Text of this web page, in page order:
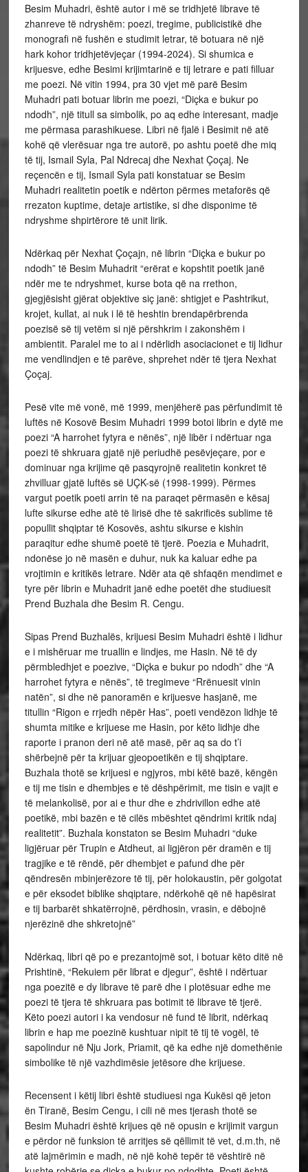
Besim Muhadri, është autor i më se tridhjetë librave të
zhanreve të ndryshëm: poezi, tregime, publicistikë dhe
monografi në fushën e studimit letrar, të botuara në një
hark kohor tridhjetëvjeçar (1994-2024). Si shumica e
krijuesve, edhe Besimi krijimtarinë e tij letrare e pati filluar
me poezi. Në vitin 1994, pra 30 vjet më parë Besim
Muhadri pati botuar librin me poezi, “Diçka e bukur po
ndodh”, një titull sa simbolik, po aq edhe interesant, madje
me përmasa parashikuese. Libri në fjalë i Besimit në atë
kohë që vlerësuar nga tre autorë, po ashtu poetë dhe miq
të tij, Ismail Syla, Pal Ndrecaj dhe Nexhat Çoçaj. Ne
reçencën e tij, Ismail Syla pati konstatuar se Besim
Muhadri realitetin poetik e ndërton përmes metaforës që
rrezaton kuptime, detaje artistike, si dhe disponime të
ndryshme shpirtërore të unit lirik.
Ndërkaq për Nexhat Çoçajn, në librin “Diçka e bukur po
ndodh” të Besim Muhadrit “erërat e kopshtit poetik janë
ndër me te ndryshmet, kurse bota që na rrethon,
gjegjësisht gjërat objektive siç janë: shtigjet e Pashtrikut,
krojet, kullat, ai nuk i lë të heshtin brendapërbrenda
poezisë së tij vetëm si një përshkrim i zakonshëm i
ambientit. Paralel me to ai i ndërlidh asociacionet e tij lidhur
me vendlindjen e të parëve, shprehet ndër të tjera Nexhat
Çoçaj.
Pesë vite më vonë, më 1999, menjëherë pas përfundimit të
luftës në Kosovë Besim Muhadri 1999 botoi librin e dytë me
poezi “A harrohet fytyra e nënës”, një libër i ndërtuar nga
poezi të shkruara gjatë një periudhë pesëvjeçare, por e
dominuar nga krijime që pasqyrojnë realitetin konkret të
zhvilluar gjatë luftës së UÇK-së (1998-1999). Përmes
vargut poetik poeti arrin të na paraqet përmasën e kësaj
lufte sikurse edhe atë të lirisë dhe të sakrificës sublime të
popullit shqiptar të Kosovës, ashtu sikurse e kishin
paraqitur edhe shumë poetë të tjerë. Poezia e Muhadrit,
ndonëse jo në masën e duhur, nuk ka kaluar edhe pa
vrojtimin e kritikës letrare. Ndër ata që shfaqën mendimet e
tyre për librin e Muhadrit janë edhe poetët dhe studiuesit
Prend Buzhala dhe Besim R. Cengu.
Sipas Prend Buzhalës, krijuesi Besim Muhadri është i lidhur
e i mishëruar me truallin e lindjes, me Hasin. Në të dy
përmbledhjet e poezive, “Diçka e bukur po ndodh” dhe “A
harrohet fytyra e nënës”, të tregimeve “Rrënuesit vinin
natën”, si dhe në panoramën e krijuesve hasjanë, me
titullin “Rigon e rrjedh nëpër Has”, poeti vendëzon lidhje të
shumta mitike e krijuese me Hasin, por këto lidhje dhe
raporte i pranon deri në atë masë, për aq sa do t’i
shërbejnë për ta krijuar gjeopoetikën e tij shqiptare.
Buzhala thotë se krijuesi e ngjyros, mbi këtë bazë, këngën
e tij me tisin e dhembjes e të dëshpërimit, me tisin e vajit e
të melankolisë, por ai e thur dhe e zhdrivillon edhe atë
poetikë, mbi bazën e të cilës mbështet qëndrimi kritik ndaj
realitetit”. Buzhala konstaton se Besim Muhadri “duke
ligjëruar për Trupin e Atdheut, ai ligjëron për dramën e tij
tragjike e të rëndë, për dhembjet e pafund dhe për
qëndresën mbinjerëzore të tij, për holokaustin, për golgotat
e për eksodet biblike shqiptare, ndërkohë që në hapësirat
e tij barbarët shkatërrojnë, përdhosin, vrasin, e dëbojnë
njerëzinë dhe shkretojnë”
Ndërkaq, libri që po e prezantojmë sot, i botuar këto ditë në
Prishtinë, “Rekuiem për librat e djegur”, është i ndërtuar
nga poezitë e dy librave të parë dhe i plotësuar edhe me
poezi të tjera të shkruara pas botimit të librave të tjerë.
Këto poezi autori i ka vendosur në fund të librit, ndërkaq
librin e hap me poezinë kushtuar nipit të tij të vogël, të
sapolindur në Nju Jork, Priamit, që ka edhe një domethënie
simbolike të një vazhdimësie jetësore dhe krijuese.
Recensent i këtij libri është studiuesi nga Kukësi që jeton
ën Tiranë, Besim Cengu, i cili në mes tjerash thotë se
Besim Muhadri është krijues që në opusin e krijimit vargun
e përdor në funksion të arritjes së qëllimit të vet, d.m.th, në
atë lajmërimin e madh, në një kohë tepër të vështirë në